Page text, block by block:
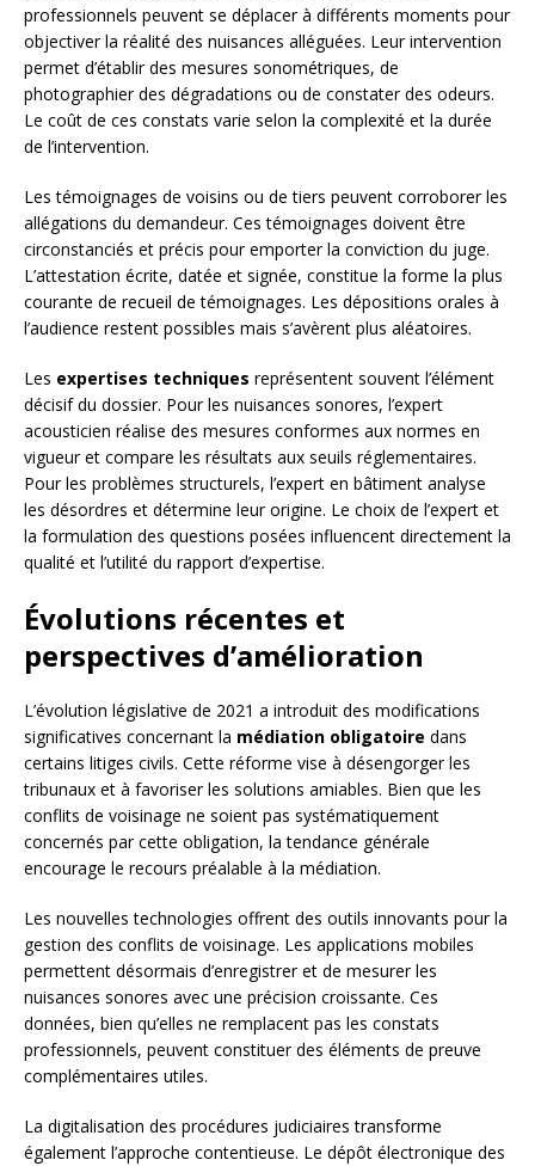
professionnels peuvent se déplacer à différents moments pour
objectiver la réalité des nuisances alléguées. Leur intervention
permet d’établir des mesures sonométriques, de
photographier des dégradations ou de constater des odeurs.
Le coût de ces constats varie selon la complexité et la durée
de l’intervention.
Les témoignages de voisins ou de tiers peuvent corroborer les
allégations du demandeur. Ces témoignages doivent être
circonstanciés et précis pour emporter la conviction du juge.
L’attestation écrite, datée et signée, constitue la forme la plus
courante de recueil de témoignages. Les dépositions orales à
l’audience restent possibles mais s’avèrent plus aléatoires.
Les expertises techniques représentent souvent l’élément
décisif du dossier. Pour les nuisances sonores, l’expert
acousticien réalise des mesures conformes aux normes en
vigueur et compare les résultats aux seuils réglementaires.
Pour les problèmes structurels, l’expert en bâtiment analyse
les désordres et détermine leur origine. Le choix de l’expert et
la formulation des questions posées influencent directement la
qualité et l’utilité du rapport d’expertise.
Évolutions récentes et
perspectives d’amélioration
L’évolution législative de 2021 a introduit des modifications
significatives concernant la médiation obligatoire dans
certains litiges civils. Cette réforme vise à désengorger les
tribunaux et à favoriser les solutions amiables. Bien que les
conflits de voisinage ne soient pas systématiquement
concernés par cette obligation, la tendance générale
encourage le recours préalable à la médiation.
Les nouvelles technologies offrent des outils innovants pour la
gestion des conflits de voisinage. Les applications mobiles
permettent désormais d’enregistrer et de mesurer les
nuisances sonores avec une précision croissante. Ces
données, bien qu’elles ne remplacent pas les constats
professionnels, peuvent constituer des éléments de preuve
complémentaires utiles.
La digitalisation des procédures judiciaires transforme
également l’approche contentieuse. Le dépôt électronique des